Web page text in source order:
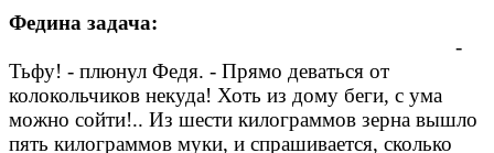
Федина задача:
-
Тьфу! - плюнул Федя. - Прямо деваться от
колокольчиков некуда! Хоть из дому беги, с ума
можно сойти!.. Из шести килограммов зерна вышло
пять килограммов муки, и спрашивается, сколько